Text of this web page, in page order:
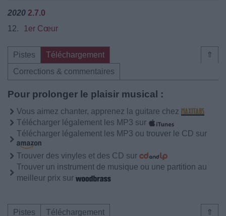
2020 2.7.0
12.
1er Cœur
⇑
Pistes
Téléchargement
Corrections & commentaires
Pour prolonger le plaisir musical :
Vous aimez chanter, apprenez la guitare chez
Télécharger légalement les MP3 sur
Télécharger légalement les MP3 ou trouver le CD sur
Trouver des vinyles et des CD sur
Trouver un instrument de musique ou une partition au
meilleur prix sur
⇑
Pistes
Téléchargement